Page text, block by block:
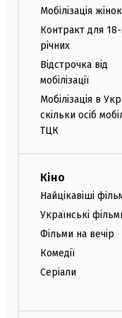
Мобілізація жінок
Контракт для
річних
Відстрочка від
мобілізації
Мобілізація в
скільки осіб
ТЦК
Кіно
Найцікавіші
Українські
Фільми на вечір
Комедії
Серіали